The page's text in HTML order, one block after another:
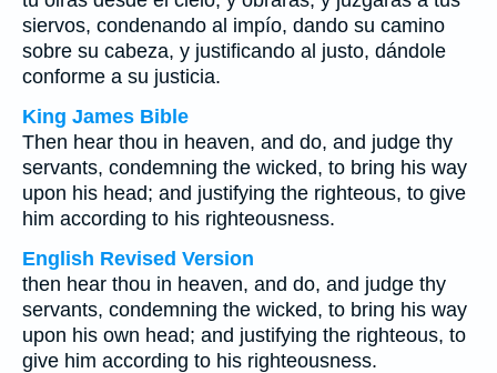
siervos, condenando al impío, dando su camino
sobre su cabeza, y justificando al justo, dándole
conforme a su justicia.
King James Bible
Then hear thou in heaven, and do, and judge thy
servants, condemning the wicked, to bring his way
upon his head; and justifying the righteous, to give
him according to his righteousness.
English Revised Version
then hear thou in heaven, and do, and judge thy
servants, condemning the wicked, to bring his way
upon his own head; and justifying the righteous, to
give him according to his righteousness.